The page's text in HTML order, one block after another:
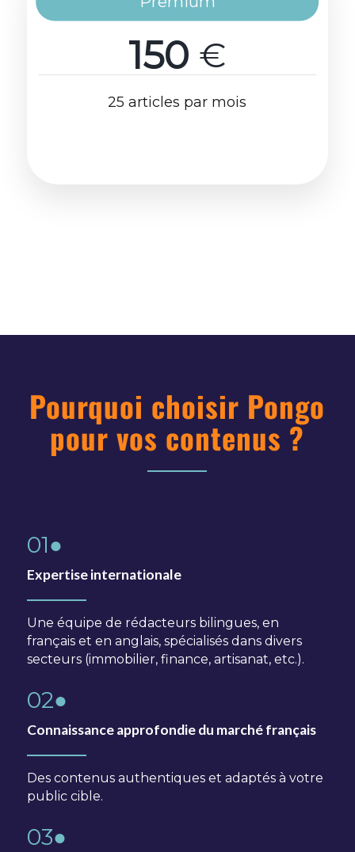
150 €
25 articles par mois
Pourquoi choisir Pongo
pour vos contenus ?
01●
Expertise internationale
Une équipe de rédacteurs bilingues, en
français et en anglais, spécialisés dans divers
secteurs (immobilier, finance, artisanat, etc.).
02●
Connaissance approfondie du marché français
Des contenus authentiques et adaptés à votre
public cible.
03●